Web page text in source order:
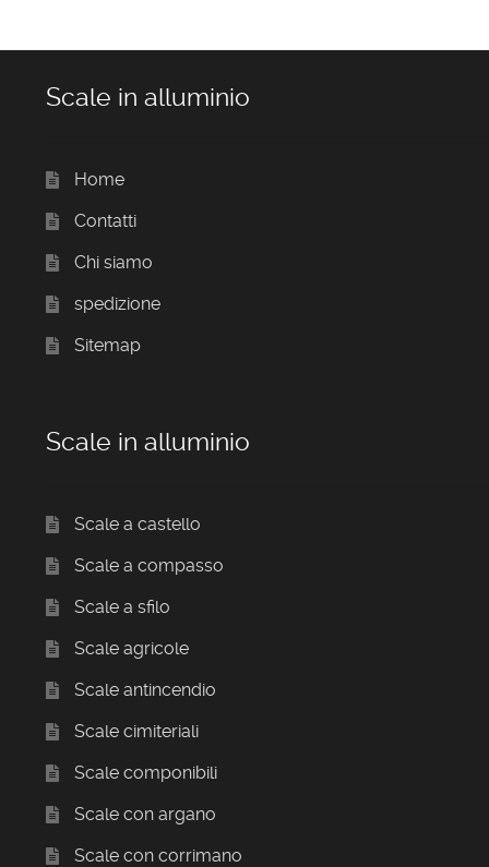
Scale in alluminio
Home
Contatti
Chi siamo
spedizione
Sitemap
Scale in alluminio
Scale a castello
Scale a compasso
Scale a sfilo
Scale agricole
Scale antincendio
Scale cimiteriali
Scale componibili
Scale con argano
Scale con corrimano